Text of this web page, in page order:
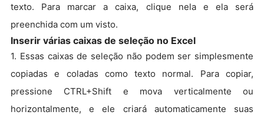
texto. Para marcar a caixa, clique nela e ela será
preenchida com um visto.
Inserir várias caixas de seleção no Excel
1. Essas caixas de seleção não podem ser simplesmente
copiadas e coladas como texto normal. Para copiar,
pressione CTRL+Shift e mova verticalmente ou
horizontalmente, e ele criará automaticamente suas